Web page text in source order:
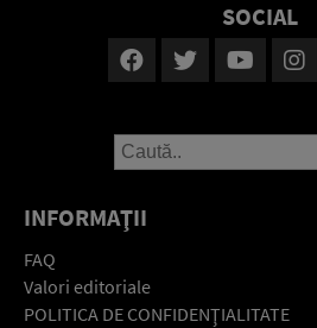
SOCIAL
INFORMAŢII
FAQ
Valori editoriale
POLITICA DE CONFIDENŢIALITATE